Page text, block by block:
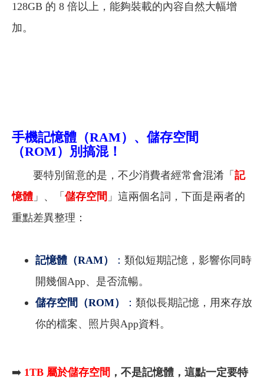
128GB 的 8 倍以上，能夠裝載的內容自然大幅增
加。
手機記憶體（RAM）、儲存空間
（ROM）別搞混！
要特別留意的是，不少消費者經常會混淆「 記
憶體 」、「 儲存空間 」這兩個名詞，下面是兩者的
重點差異整理：
記憶體（RAM） ： 類似短期記憶，影響你同時
開幾個App、是否流暢。
儲存空間（ROM）
： 類似長期記憶，用來存放
你的檔案、照片與App資料。
➡️ 1TB 屬於儲存空間 ，不是記憶體，這點一定要特